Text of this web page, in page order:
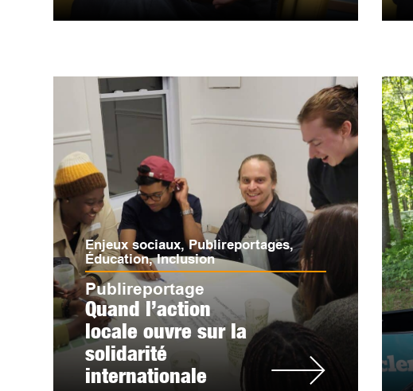
Enjeux sociaux,Publireportages,
Éducation,Inclusion
Publireportage
Quand l’action
locale ouvre sur la
solidarité
internationale